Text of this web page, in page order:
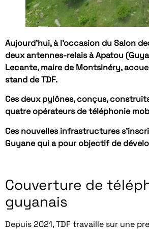
Aujourd’hui, à l’occasion du Salon
deux antennes-relais à Apatou
Lecante, maire de Montsinéry,
stand de TDF.
Ces deux pylônes, conçus,
quatre opérateurs de téléphonie
Ces nouvelles infrastructures
Guyane qui a pour objectif de
Couverture de
guyanais
Depuis 2021, TDF travaille sur une